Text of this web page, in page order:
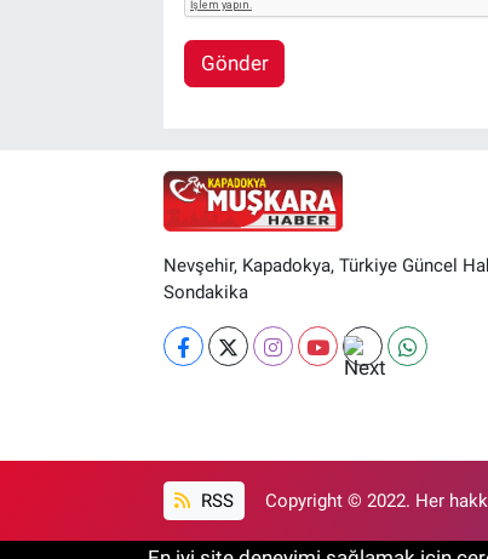
Gönder
Nevşehir, Kapadokya, Türkiye Güncel
Sondakika
RSS Copyright © 2022. Her